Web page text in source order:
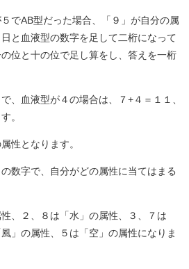
でAB型だった場合、「９」が自分の属
と血液型の数字を足して二桁になって
位と十の位で足し算をし、答えを一桁
、血液型が４の場合は、７+４＝１１、
。
性となります。
数字で、自分がどの属性に当てはまる
、２、８は「水」の属性、３、７は
」の属性、５は「空」の属性になりま